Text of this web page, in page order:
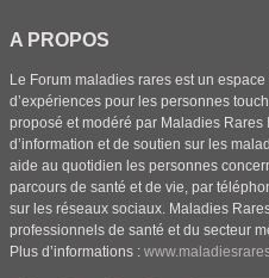
A PROPOS
Le Forum maladies rares est un
d’expériences pour les personnes
proposé et modéré par Maladies Rares
d’information et de soutien sur les
aide au quotidien les personnes
parcours de santé et de vie, par
sur les réseaux sociaux. Maladies
professionnels de santé et du secteur
Plus d’informations :